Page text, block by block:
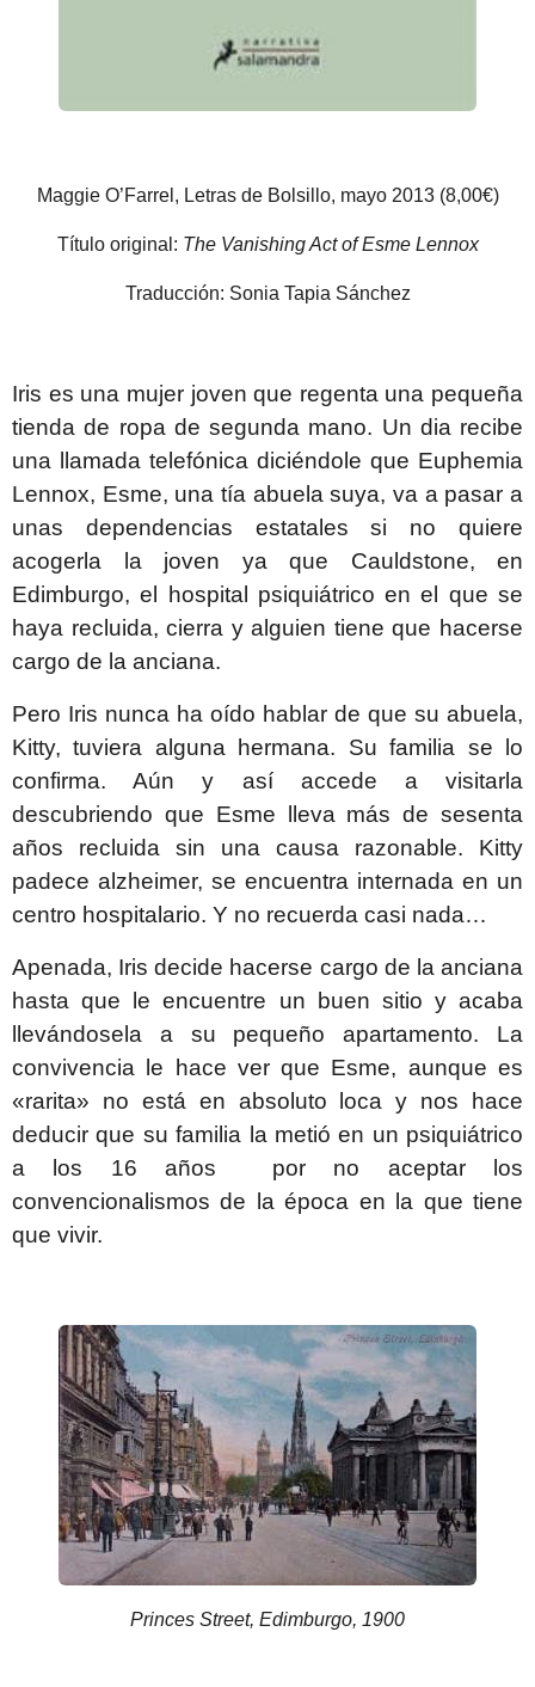
Maggie O’Farrel, Letras de Bolsillo, mayo 2013 (8,00€)
Título original: The Vanishing Act of Esme Lennox
Traducción: Sonia Tapia Sánchez
Iris es una mujer joven que regenta una pequeña
tienda de ropa de segunda mano. Un dia recibe
una llamada telefónica diciéndole que Euphemia
Lennox, Esme, una tía abuela suya, va a pasar a
unas dependencias estatales si no quiere
acogerla la joven ya que Cauldstone, en
Edimburgo, el hospital psiquiátrico en el que se
haya recluida, cierra y alguien tiene que hacerse
cargo de la anciana.
Pero Iris nunca ha oído hablar de que su abuela,
Kitty, tuviera alguna hermana. Su familia se lo
confirma. Aún y así accede a visitarla
descubriendo que Esme lleva más de sesenta
años recluida sin una causa razonable. Kitty
padece alzheimer, se encuentra internada en un
centro hospitalario. Y no recuerda casi nada…
Apenada, Iris decide hacerse cargo de la anciana
hasta que le encuentre un buen sitio y acaba
llevándosela a su pequeño apartamento. La
convivencia le hace ver que Esme, aunque es
«rarita» no está en absoluto loca y nos hace
deducir que su familia la metió en un psiquiátrico
a los 16 años por no aceptar los
convencionalismos de la época en la que tiene
que vivir.
Princes Street, Edimburgo, 1900